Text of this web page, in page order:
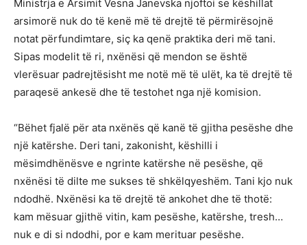
Ministrja e Arsimit Vesna Janevska njoftoi se këshillat
arsimorë nuk do të kenë më të drejtë të përmirësojnë
notat përfundimtare, siç ka qenë praktika deri më tani.
Sipas modelit të ri, nxënësi që mendon se është
vlerësuar padrejtësisht me notë më të ulët, ka të drejtë të
paraqesë ankesë dhe të testohet nga një komision.
“Bëhet fjalë për ata nxënës që kanë të gjitha pesëshe dhe
një katërshe. Deri tani, zakonisht, këshilli i
mësimdhënësve e ngrinte katërshe në pesëshe, që
nxënësi të dilte me sukses të shkëlqyeshëm. Tani kjo nuk
ndodhë. Nxënësi ka të drejtë të ankohet dhe të thotë:
kam mësuar gjithë vitin, kam pesëshe, katërshe, tresh…
nuk e di si ndodhi, por e kam merituar pesëshe.